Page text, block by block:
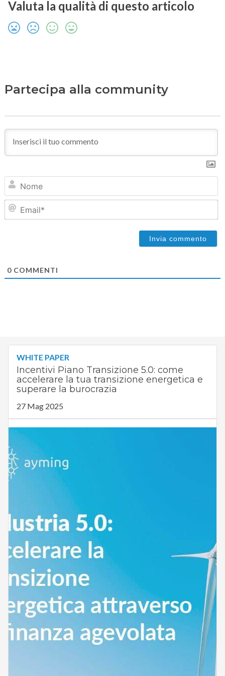
Valuta la qualità di questo articolo
Partecipa alla community
0COMMENTI
WHITE PAPER
Incentivi Piano Transizione 5.0: come
accelerare la tua transizione energetica e
superare la burocrazia
27 Mag 2025